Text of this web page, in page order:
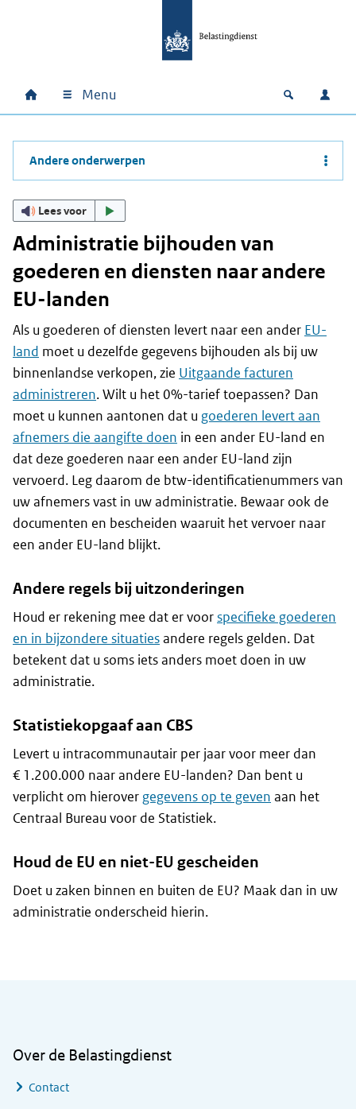
Hoofdnavigatie
Home Menu Open
Andere onderwerpen
Lees voor
Administratie bijhouden van
goederen en diensten naar andere
EU-landen
Als u goederen of diensten levert naar een ander EU-
land moet u dezelfde gegevens bijhouden als bij uw
binnenlandse verkopen, zie Uitgaande facturen
administreren. Wilt u het 0%-tarief toepassen? Dan
moet u kunnen aantonen dat u goederen levert aan
afnemers die aangifte doen in een ander EU-land en
dat deze goederen naar een ander EU-land zijn
vervoerd. Leg daarom de btw-identificatienummers van
uw afnemers vast in uw administratie. Bewaar ook de
documenten en bescheiden waaruit het vervoer naar
een ander EU-land blijkt.
Andere regels bij uitzonderingen
Houd er rekening mee dat er voorspecifieke goederen
en in bijzondere situatiesandere regels gelden. Dat
betekent dat u soms iets anders moet doen in uw
administratie.
Statistiekopgaaf aan CBS
Levert u intracommunautair per jaar voor meer dan
€ 1.200.000 naar andere EU-landen? Dan bent u
verplicht om hierover gegevens op te geven aan het
Centraal Bureau voor de Statistiek.
Houd de EU en niet-EU gescheiden
Doet u zaken binnen en buiten de EU? Maak dan in uw
administratie onderscheid hierin.
Over de Belastingdienst
Contact